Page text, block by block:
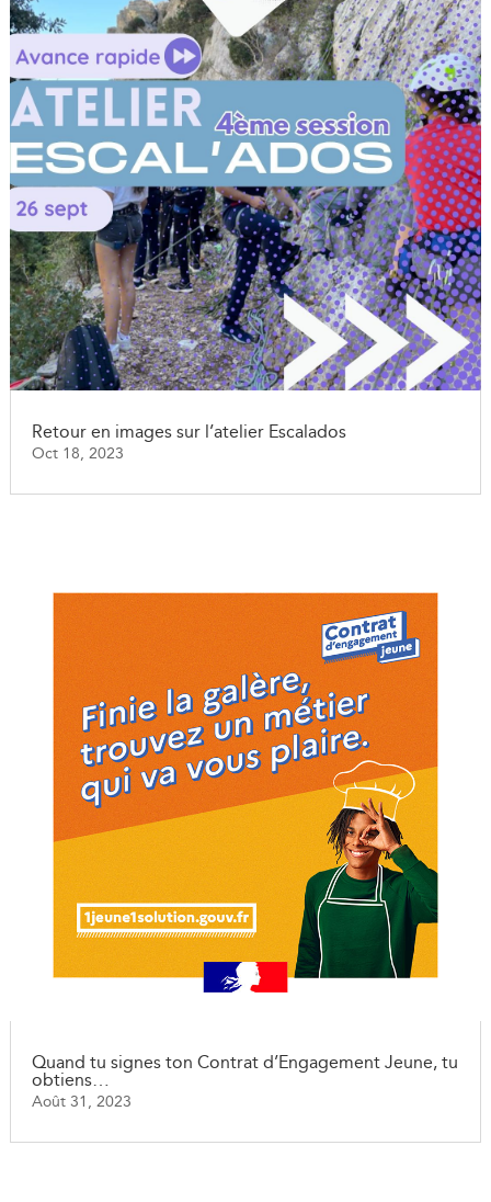
Retour en images sur l’atelier Escalados
Oct 18, 2023
Quand tu signes ton Contrat d’Engagement Jeune, tu
obtiens…
Août 31, 2023